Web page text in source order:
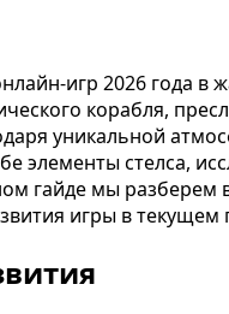
игр 2026 года в
корабля,
уникальной
элементы стелса,
гайде мы разберем
игры в текущем